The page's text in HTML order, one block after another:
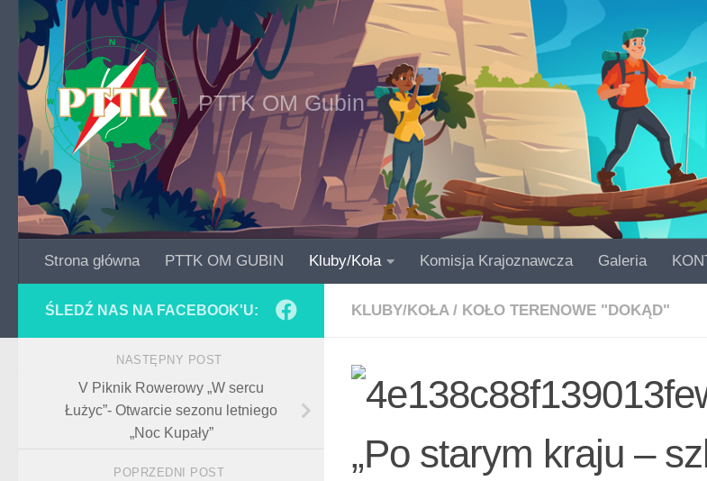
Skip to content
PTTK OM Gubin
Strona główna PTTK OM GUBIN Kluby/Koła Komisja Krajoznawcza Galeria
KLUBY/KOŁA / KOŁO TERENOWE "DOKĄD"
„Po starym kraju –
ŚLEDŹ NAS NA FACEBOOK'U:
NASTĘPNY POST
V Piknik Rowerowy „W sercu
Łużyc”- Otwarcie sezonu letniego
„Noc Kupały”
POPRZEDNI POST